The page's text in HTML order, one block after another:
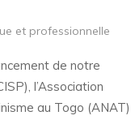
et professionnelle
de notre
l’Association
au Togo (ANAT)